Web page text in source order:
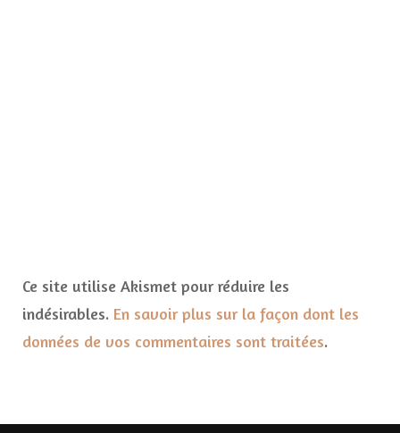
Ce site utilise Akismet pour réduire les
indésirables. En savoir plus sur la façon dont les
données de vos commentaires sont traitées.